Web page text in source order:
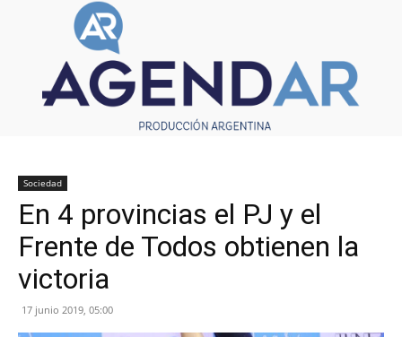
Sociedad
En 4 provincias el PJ y el
Frente de Todos obtienen la
victoria
17 junio 2019, 05:00